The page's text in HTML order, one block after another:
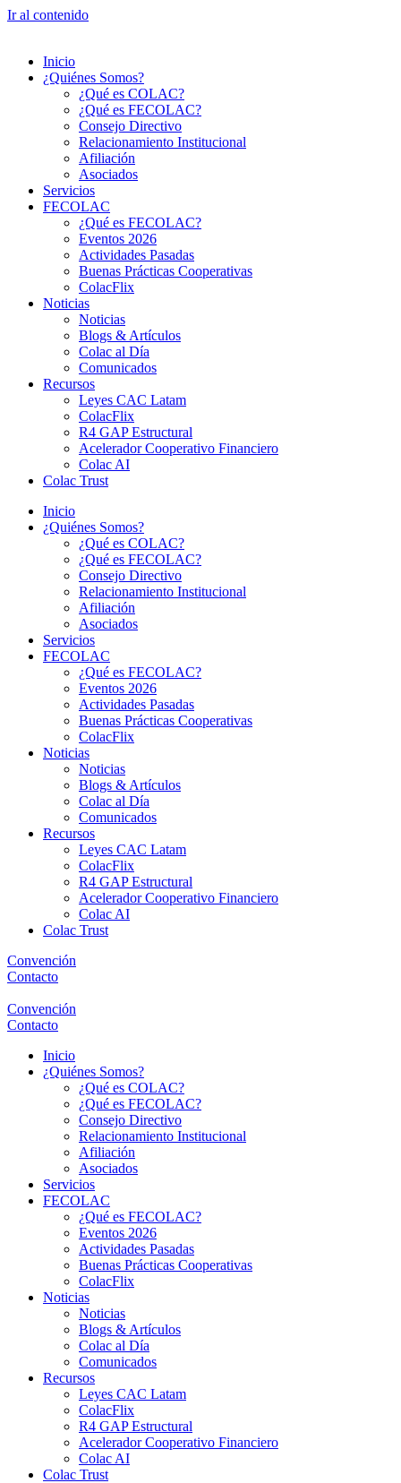
Ir al contenido
Inicio
¿Quiénes Somos?
¿Qué es COLAC?
¿Qué es FECOLAC?
Consejo Directivo
Relacionamiento Institucional
Afiliación
Asociados
Servicios
FECOLAC
¿Qué es FECOLAC?
Eventos 2026
Actividades Pasadas
Buenas Prácticas Cooperativas
ColacFlix
Noticias
Noticias
Blogs & Artículos
Colac al Día
Comunicados
Recursos
Leyes CAC Latam
ColacFlix
R4 GAP Estructural
Acelerador Cooperativo Financiero
Colac AI
Colac Trust
Inicio
¿Quiénes Somos?
¿Qué es COLAC?
¿Qué es FECOLAC?
Consejo Directivo
Relacionamiento Institucional
Afiliación
Asociados
Servicios
FECOLAC
¿Qué es FECOLAC?
Eventos 2026
Actividades Pasadas
Buenas Prácticas Cooperativas
ColacFlix
Noticias
Noticias
Blogs & Artículos
Colac al Día
Comunicados
Recursos
Leyes CAC Latam
ColacFlix
R4 GAP Estructural
Acelerador Cooperativo Financiero
Colac AI
Colac Trust
Convención
Contacto
Convención
Contacto
Inicio
¿Quiénes Somos?
¿Qué es COLAC?
¿Qué es FECOLAC?
Consejo Directivo
Relacionamiento Institucional
Afiliación
Asociados
Servicios
FECOLAC
¿Qué es FECOLAC?
Eventos 2026
Actividades Pasadas
Buenas Prácticas Cooperativas
ColacFlix
Noticias
Noticias
Blogs & Artículos
Colac al Día
Comunicados
Recursos
Leyes CAC Latam
ColacFlix
R4 GAP Estructural
Acelerador Cooperativo Financiero
Colac AI
Colac Trust